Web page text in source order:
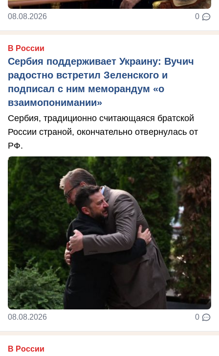
08.08.2026 0
В России
Сербия поддерживает Украину: Вучич
радостно встретил Зеленского и
подписал с ним меморандум «о
взаимопонимании»
Сербия, традиционно считающаяся братской
России страной, окончательно отвернулась от
РФ.
08.08.2026 0
В России